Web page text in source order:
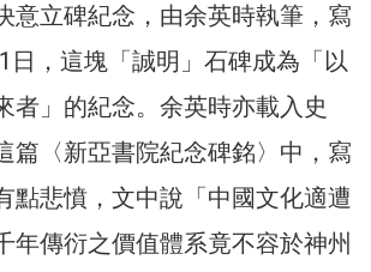
意立碑紀念，由余英時執筆，寫
日，這塊「誠明」石碑成為「以
者」的紀念。余英時亦載入史
篇〈新亞書院紀念碑銘〉中，寫
點悲憤，文中說「中國文化適遭
年傳衍之價值體系竟不容於神州